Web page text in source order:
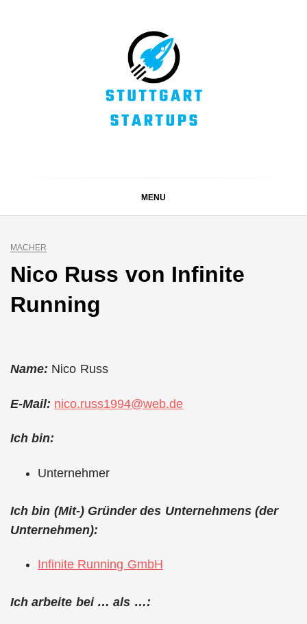
MENU
MACHER
Nico Russ von Infinite
Running
Name: Nico Russ
E-Mail: nico.russ1994@web.de
Ich bin:
Unternehmer
Ich bin (Mit-) Gründer des Unternehmens (der
Unternehmen):
Infinite Running GmbH
Ich arbeite bei … als …: